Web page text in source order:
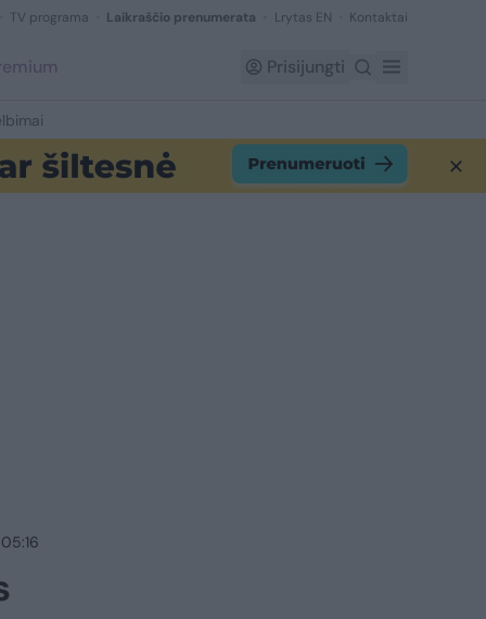
TV programa Laikraščio prenumerata Lrytas EN Kontaktai
Prisijungti